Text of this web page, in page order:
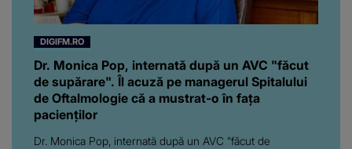
DIGIFM.RO
Dr. Monica Pop, internată după un AVC "făcut
de supărare". Îl acuză pe managerul Spitalului
de Oftalmologie că a mustrat-o în fața
pacienților
Dr. Monica Pop, internată după un AVC "făcut de